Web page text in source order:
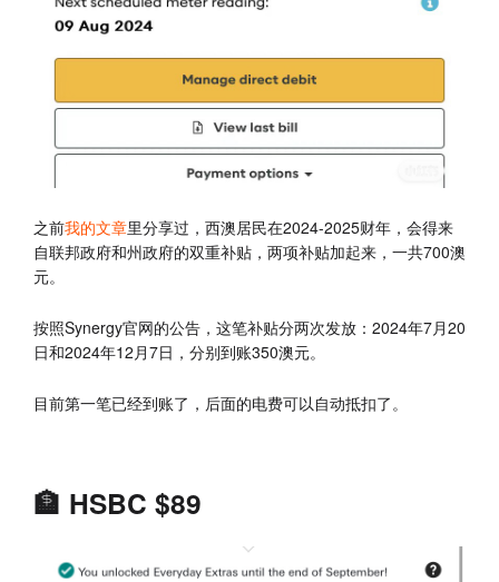
之前我的文章里分享过，西澳居民在2024-2025财年，会得来
自联邦政府和州政府的双重补贴，两项补贴加起来，一共700澳
元。
按照Synergy官网的公告，这笔补贴分两次发放：2024年7月20
日和2024年12月7日，分别到账350澳元。
目前第一笔已经到账了，后面的电费可以自动抵扣了。
🏦 HSBC $89